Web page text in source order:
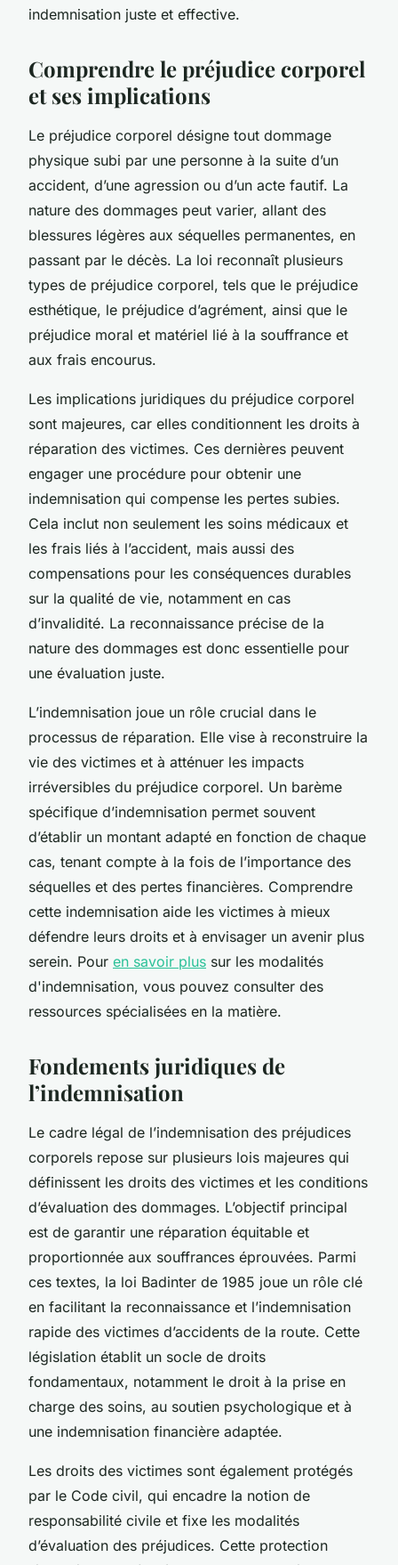
indemnisation juste et effective.
Comprendre le préjudice corporel
et ses implications
Le préjudice corporel désigne tout dommage
physique subi par une personne à la suite d’un
accident, d’une agression ou d’un acte fautif. La
nature des dommages peut varier, allant des
blessures légères aux séquelles permanentes, en
passant par le décès. La loi reconnaît plusieurs
types de préjudice corporel, tels que le préjudice
esthétique, le préjudice d’agrément, ainsi que le
préjudice moral et matériel lié à la souffrance et
aux frais encourus.
Les implications juridiques du préjudice corporel
sont majeures, car elles conditionnent les droits à
réparation des victimes. Ces dernières peuvent
engager une procédure pour obtenir une
indemnisation qui compense les pertes subies.
Cela inclut non seulement les soins médicaux et
les frais liés à l’accident, mais aussi des
compensations pour les conséquences durables
sur la qualité de vie, notamment en cas
d’invalidité. La reconnaissance précise de la
nature des dommages est donc essentielle pour
une évaluation juste.
L’indemnisation joue un rôle crucial dans le
processus de réparation. Elle vise à reconstruire la
vie des victimes et à atténuer les impacts
irréversibles du préjudice corporel. Un barème
spécifique d’indemnisation permet souvent
d’établir un montant adapté en fonction de chaque
cas, tenant compte à la fois de l’importance des
séquelles et des pertes financières. Comprendre
cette indemnisation aide les victimes à mieux
défendre leurs droits et à envisager un avenir plus
serein. Pour en savoir plus sur les modalités
d'indemnisation, vous pouvez consulter des
ressources spécialisées en la matière.
Fondements juridiques de
l’indemnisation
Le cadre légal de l’indemnisation des préjudices
corporels repose sur plusieurs lois majeures qui
définissent les droits des victimes et les conditions
d’évaluation des dommages. L’objectif principal
est de garantir une réparation équitable et
proportionnée aux souffrances éprouvées. Parmi
ces textes, la loi Badinter de 1985 joue un rôle clé
en facilitant la reconnaissance et l’indemnisation
rapide des victimes d’accidents de la route. Cette
législation établit un socle de droits
fondamentaux, notamment le droit à la prise en
charge des soins, au soutien psychologique et à
une indemnisation financière adaptée.
Les droits des victimes sont également protégés
par le Code civil, qui encadre la notion de
responsabilité civile et fixe les modalités
d’évaluation des préjudices. Cette protection